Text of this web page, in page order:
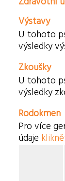
Výstavy
U tohoto
výsledky
Zkoušky
U tohoto
výsledky
Rodokmen
Pro více
údaje